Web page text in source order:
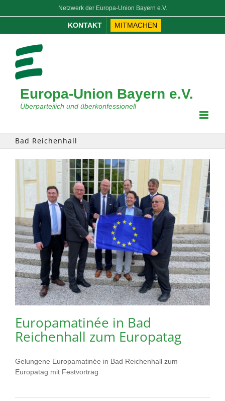
Inhalt
Netzwerk der Europa-Union Bayern e.V.
KONTAKT MITMACHEN
Europa-Union Bayern e.V.
Überparteilich und überkonfessionell
Bad Reichenhall
Europamatinée in Bad
Reichenhall zum Europatag
Gelungene Europamatinée in Bad Reichenhall zum
Europatag mit Festvortrag